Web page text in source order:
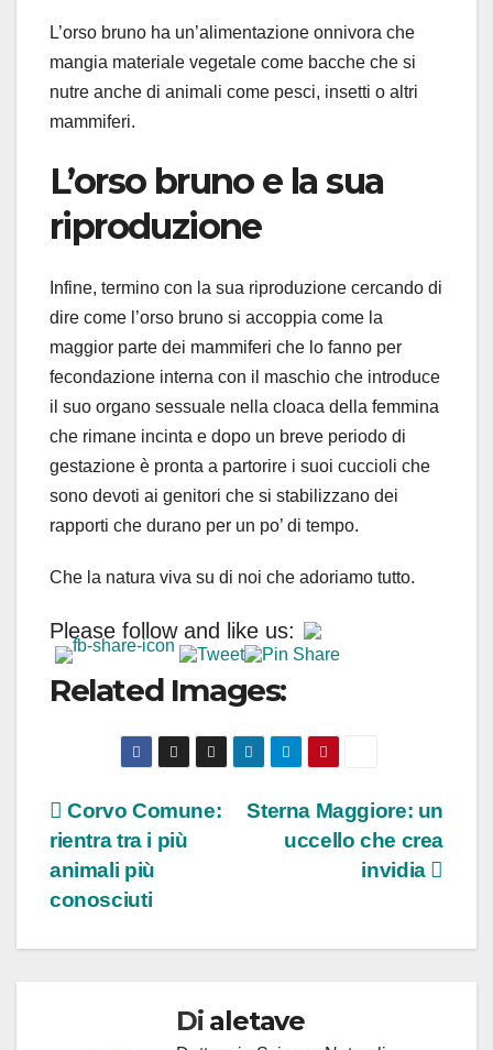
L’orso bruno ha un’alimentazione onnivora che
mangia materiale vegetale come bacche che si
nutre anche di animali come pesci, insetti o altri
mammiferi.
L’orso bruno e la sua
riproduzione
Infine, termino con la sua riproduzione cercando di
dire come l’orso bruno si accoppia come la
maggior parte dei mammiferi che lo fanno per
fecondazione interna con il maschio che introduce
il suo organo sessuale nella cloaca della femmina
che rimane incinta e dopo un breve periodo di
gestazione è pronta a partorire i suoi cuccioli che
sono devoti ai genitori che si stabilizzano dei
rapporti che durano per un po’ di tempo.
Che la natura viva su di noi che adoriamo tutto.
Please follow and like us:
Related Images:
Navigazione
articoli
Sterna Maggiore: un
uccello che crea
invidia
Corvo Comune:
rientra tra i più
animali più
conosciuti
Di aletave